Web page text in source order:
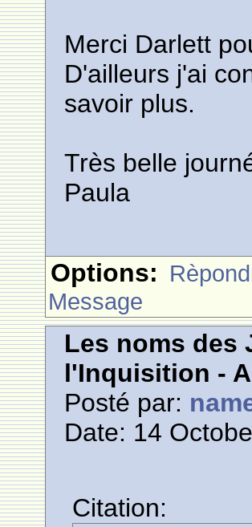
Merci Darlett
D'ailleurs j'ai
savoir plus.
Très belle
Paula
Options:
Message
Les noms des
l'Inquisition -
Posté par:
Date: 14
Citation: